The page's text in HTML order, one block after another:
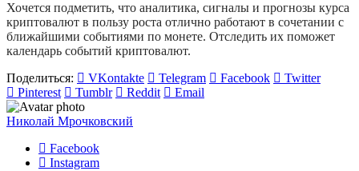
Хочется подметить, что аналитика, сигналы и прогнозы курса
криптовалют в пользу роста отлично работают в сочетании с
ближайшими событиями по монете. Отследить их поможет
календарь событий криптовалют.
Поделиться:
VKontakte Telegram Facebook
Twitter
Pinterest
Tumblr Reddit Email
Николай Мрочковский
Facebook
Instagram